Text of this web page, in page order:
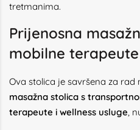
tretmanima.
Prijenosna
mobilne terapeute
Ova stolica je savršena za rad
masažna stolica s
terapeute i wellness usluge,